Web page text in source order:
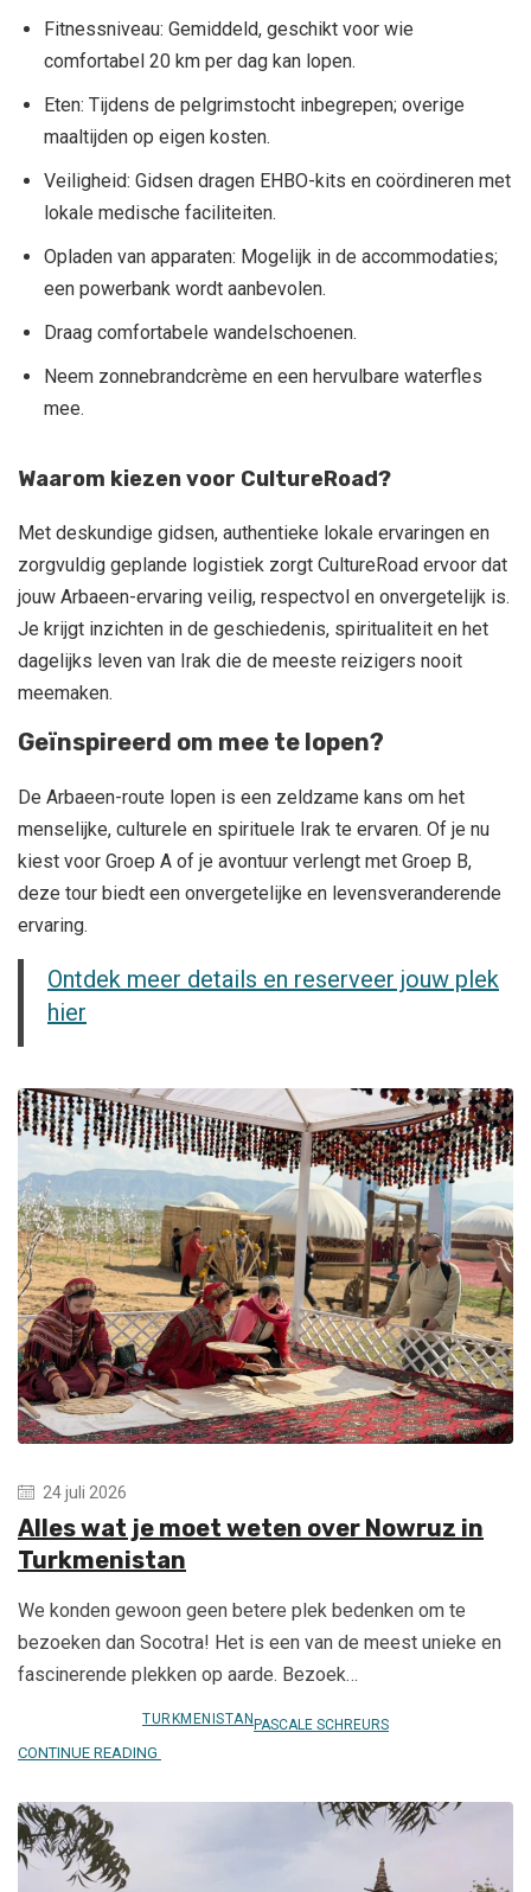
Fitnessniveau: Gemiddeld, geschikt voor wie
comfortabel 20 km per dag kan lopen.
Eten: Tijdens de pelgrimstocht inbegrepen; overige
maaltijden op eigen kosten.
Veiligheid: Gidsen dragen EHBO-kits en coördineren met
lokale medische faciliteiten.
Opladen van apparaten: Mogelijk in de accommodaties;
een powerbank wordt aanbevolen.
Draag comfortabele wandelschoenen.
Neem zonnebrandcrème en een hervulbare waterfles
mee.
Waarom kiezen voor CultureRoad?
Met deskundige gidsen, authentieke lokale ervaringen en
zorgvuldig geplande logistiek zorgt CultureRoad ervoor dat
jouw Arbaeen-ervaring veilig, respectvol en onvergetelijk is.
Je krijgt inzichten in de geschiedenis, spiritualiteit en het
dagelijks leven van Irak die de meeste reizigers nooit
meemaken.
Geïnspireerd om mee te lopen?
De Arbaeen-route lopen is een zeldzame kans om het
menselijke, culturele en spirituele Irak te ervaren. Of je nu
kiest voor Groep A of je avontuur verlengt met Groep B,
deze tour biedt een onvergetelijke en levensveranderende
ervaring.
Ontdek meer details en reserveer jouw plek
hier
24 juli 2026
Alles wat je moet weten over Nowruz in
Turkmenistan
We konden gewoon geen betere plek bedenken om te
bezoeken dan Socotra! Het is een van de meest unieke en
fascinerende plekken op aarde. Bezoek…
TURKMENISTANPASCALE SCHREURS
CONTINUE READING